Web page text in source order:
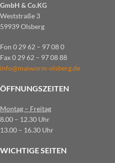
GmbH & Co.KG
Weststraße 3
59939 Olsberg
Fon 0 29 62 – 97 08 0
Fax 0 29 62 – 97 08 88
info@maiworm-olsberg.de
ÖFFNUNGSZEITEN
Montag – Freitag
8.00 – 12.30 Uhr
13.00 – 16.30 Uhr
WICHTIGE SEITEN